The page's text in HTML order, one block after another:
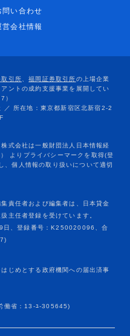
問い合わせ
営会社情報
責任者および編集者は、日本貸金
主任者登録を受けています。
日、登録番号：K250020096、合
じめとする政府機関への届出済事
働省：13-ﾕ-305645)